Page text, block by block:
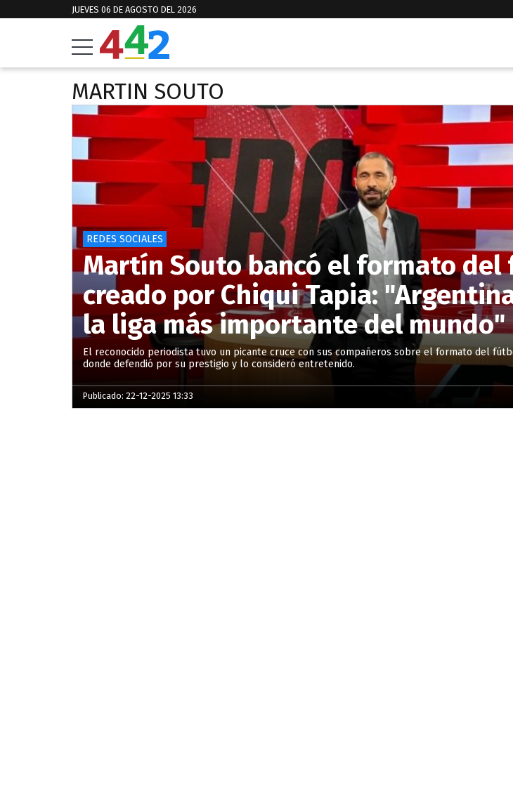
JUEVES 06 DE AGOSTO DEL 2026
MARTIN SOUTO
REDES SOCIALES
Martín Souto bancó el formato
creado por Chiqui Tapia:
la liga más importante del mundo"
El reconocido periodista tuvo un picante cruce con sus compañeros sobre el formato del
donde defendió por su prestigio y lo consideró entretenido.
Publicado: 22-12-2025 13:33